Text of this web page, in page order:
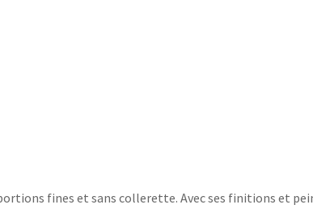
fines et sans collerette. Avec ses finitions et